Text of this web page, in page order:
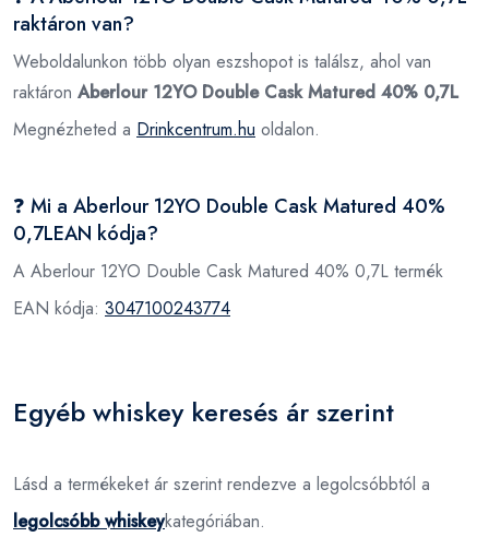
raktáron van?
Weboldalunkon több olyan eszshopot is találsz, ahol van
raktáron Aberlour 12YO Double Cask Matured 40% 0,7L
Megnézheted a Drinkcentrum.hu oldalon.
❓ Mi a Aberlour 12YO Double Cask Matured 40%
0,7LEAN kódja?
A Aberlour 12YO Double Cask Matured 40% 0,7L termék
EAN kódja: 3047100243774
Egyéb whiskey keresés ár szerint
Lásd a termékeket ár szerint rendezve a legolcsóbbtól a
legolcsóbb whiskeykategóriában.